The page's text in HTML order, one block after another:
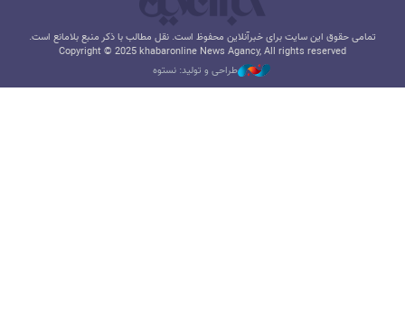
تمامی حقوق این سایت برای خبرآنلاین محفوظ است. نقل مطالب با ذکر منبع بلامانع است.
Copyright © 2025 khabaronline News Agancy, All rights reserved
طراحی و تولید: نستوه